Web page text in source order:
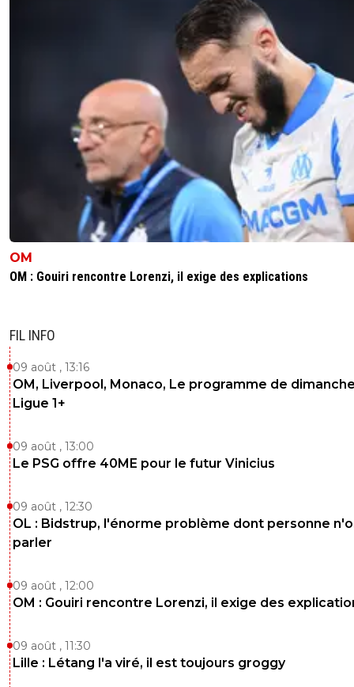
OM
OM : Gouiri rencontre Lorenzi, il exige des explications
FIL INFO
09 août , 13:16
OM, Liverpool, Monaco, Le programme de
Ligue 1+
09 août , 13:00
Le PSG offre 40ME pour le futur Vinicius
09 août , 12:30
OL : Bidstrup, l'énorme problème dont personne
parler
09 août , 12:00
OM : Gouiri rencontre Lorenzi, il exige des
09 août , 11:30
Lille : Létang l'a viré, il est toujours groggy